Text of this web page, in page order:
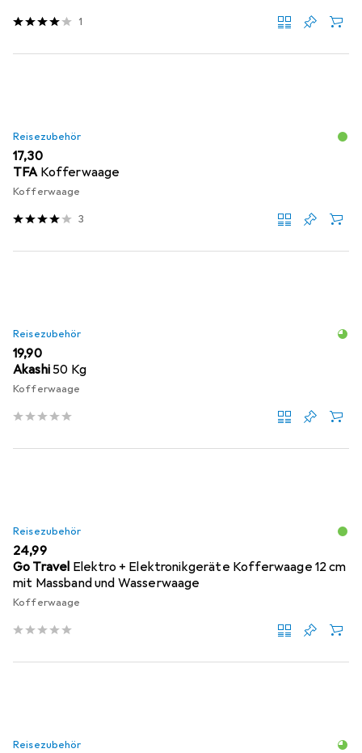
1
Reisezubehör
EUR
17,30
TFA Kofferwaage
Kofferwaage
3
Reisezubehör
EUR
19,90
Akashi50 Kg
Kofferwaage
Reisezubehör
EUR
24,99
Go Travel Elektro + Elektronikgeräte Kofferwaage 12 cm
mit Massband und Wasserwaage
Kofferwaage
Reisezubehör